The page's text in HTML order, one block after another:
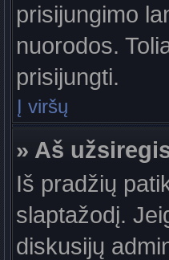
prisijungimo
nuorodos.
prisijungti.
Į viršų
» Aš
Iš pradžių
slaptažodį.
diskusijų